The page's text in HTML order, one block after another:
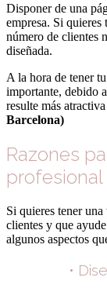
Disponer de una
empresa. Si
número de clientes
diseñada.
A la hora de tener
importante, debido
resulte más
Barcelona)
Razones
profesional
Si quieres tener
clientes y que
algunos aspectos
•